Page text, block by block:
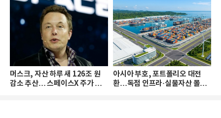
머스크, 자산 하루 새 126조 원
감소 추산… 스페이스X 주가 하
아시아 부호, 포트폴리오 대전
환…독점 인프라·실물자산 몰린